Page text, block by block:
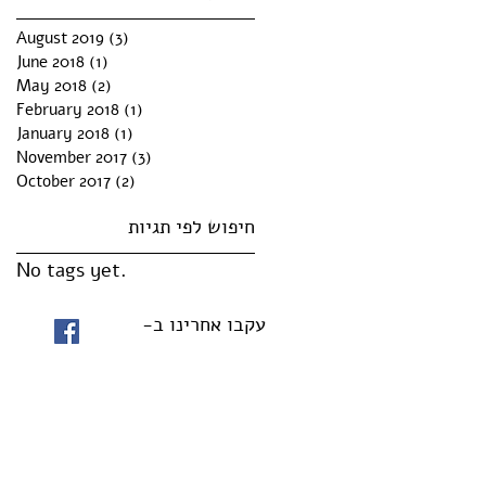
August 2019 (3)
June 2018 (1)
May 2018 (2)
February 2018 (1)
January 2018 (1)
November 2017 (3)
October 2017 (2)
חיפוש לפי תגיות
No tags yet.
עקבו אחרינו ב-